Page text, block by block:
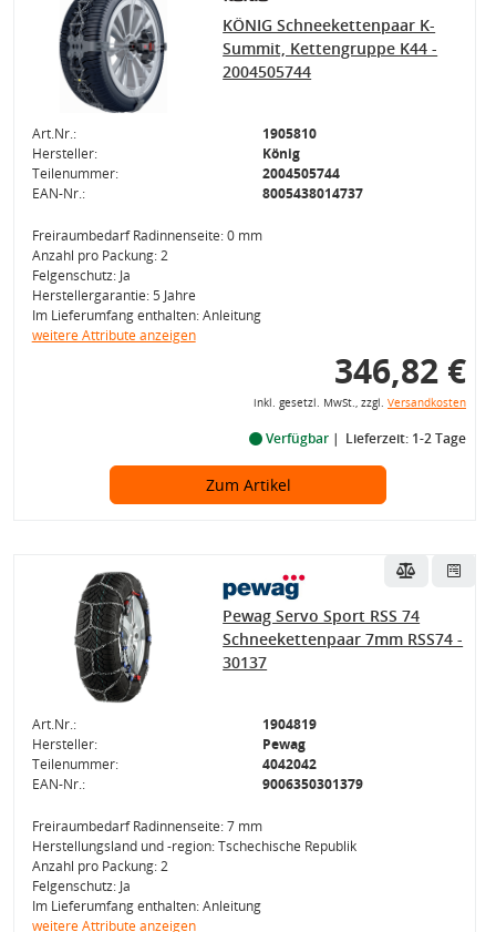
KÖNIG Schneekettenpaar K-
Summit, Kettengruppe K44 -
2004505744
Art.Nr.:
1905810
Hersteller:
König
Teilenummer:
2004505744
EAN-Nr.:
8005438014737
Freiraumbedarf Radinnenseite: 0 mm
Anzahl pro Packung: 2
Felgenschutz: Ja
Herstellergarantie: 5 Jahre
Im Lieferumfang enthalten: Anleitung
weitere Attribute anzeigen
346,82 €
inkl. gesetzl. MwSt., zzgl. Versandkosten
Verfügbar Lieferzeit: 1-2 Tage
Zum Artikel
Pewag Servo Sport RSS 74
Schneekettenpaar 7mm RSS74 -
30137
Art.Nr.:
1904819
Hersteller:
Pewag
Teilenummer:
4042042
EAN-Nr.:
9006350301379
Freiraumbedarf Radinnenseite: 7 mm
Herstellungsland und -region: Tschechische Republik
Anzahl pro Packung: 2
Felgenschutz: Ja
Im Lieferumfang enthalten: Anleitung
weitere Attribute anzeigen